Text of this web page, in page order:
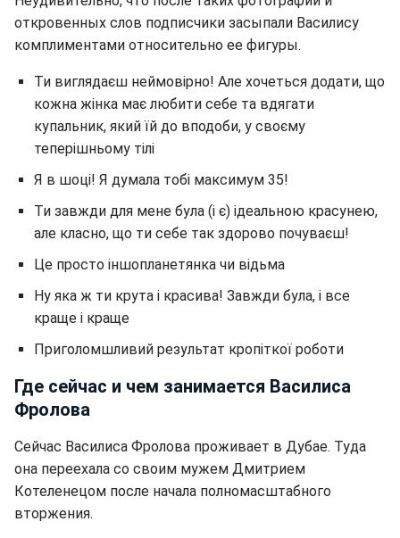
откровенных слов подписчики засыпали Василису
комплиментами относительно ее фигуры.
Ти виглядаєш неймовірно! Але хочеться додати, що
кожна жінка має любити себе та вдягати
купальник, який їй до вподоби, у своєму
теперішньому тілі
Я в шоці! Я думала тобі максимум 35!
Ти завжди для мене була (і є) ідеальною красунею,
але класно, що ти себе так здорово почуваєш!
Це просто іншопланетянка чи відьма
Ну яка ж ти крута і красива! Завжди була, і все
краще і краще
Приголомшливий результат кропіткої роботи
Где сейчас и чем занимается Василиса
Фролова
Сейчас Василиса Фролова проживает в Дубае. Туда
она переехала со своим мужем Дмитрием
Котеленецом после начала полномасштабного
вторжения.